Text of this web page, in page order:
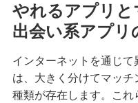
やれるアプリと
出会い系アプリ
インターネットを通じ
は、大きく分けてマッ
種類が存在します。こ